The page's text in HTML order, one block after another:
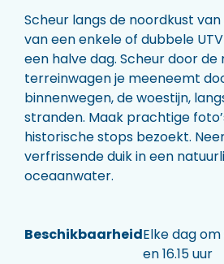
Scheur langs de noordkust
van een enkele of dubbele
een halve dag. Scheur door
terreinwagen je meeneemt
binnenwegen, de woestijn,
stranden. Maak prachtige
historische stops bezoekt.
verfrissende duik in een
oceaanwater.
BeschikbaarheidElke dag om
en 16.15 uur